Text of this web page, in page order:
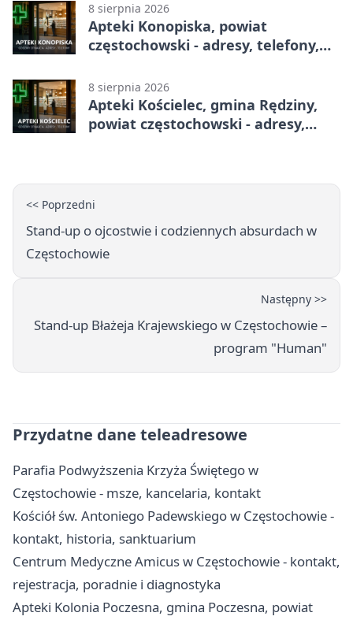
8 sierpnia 2026
Apteki Konopiska, powiat
częstochowski - adresy, telefony,
8 sierpnia 2026
Apteki Kościelec, gmina Rędziny,
powiat częstochowski - adresy,
<< Poprzedni
Stand-up o ojcostwie i codziennych absurdach w
Częstochowie
Następny >>
Stand-up Błażeja Krajewskiego w Częstochowie –
program "Human"
Przydatne dane teleadresowe
Parafia Podwyższenia Krzyża Świętego w
Częstochowie - msze, kancelaria, kontakt
Kościół św. Antoniego Padewskiego w Częstochowie -
kontakt, historia, sanktuarium
Centrum Medyczne Amicus w Częstochowie - kontakt,
rejestracja, poradnie i diagnostyka
Apteki Kolonia Poczesna, gmina Poczesna, powiat